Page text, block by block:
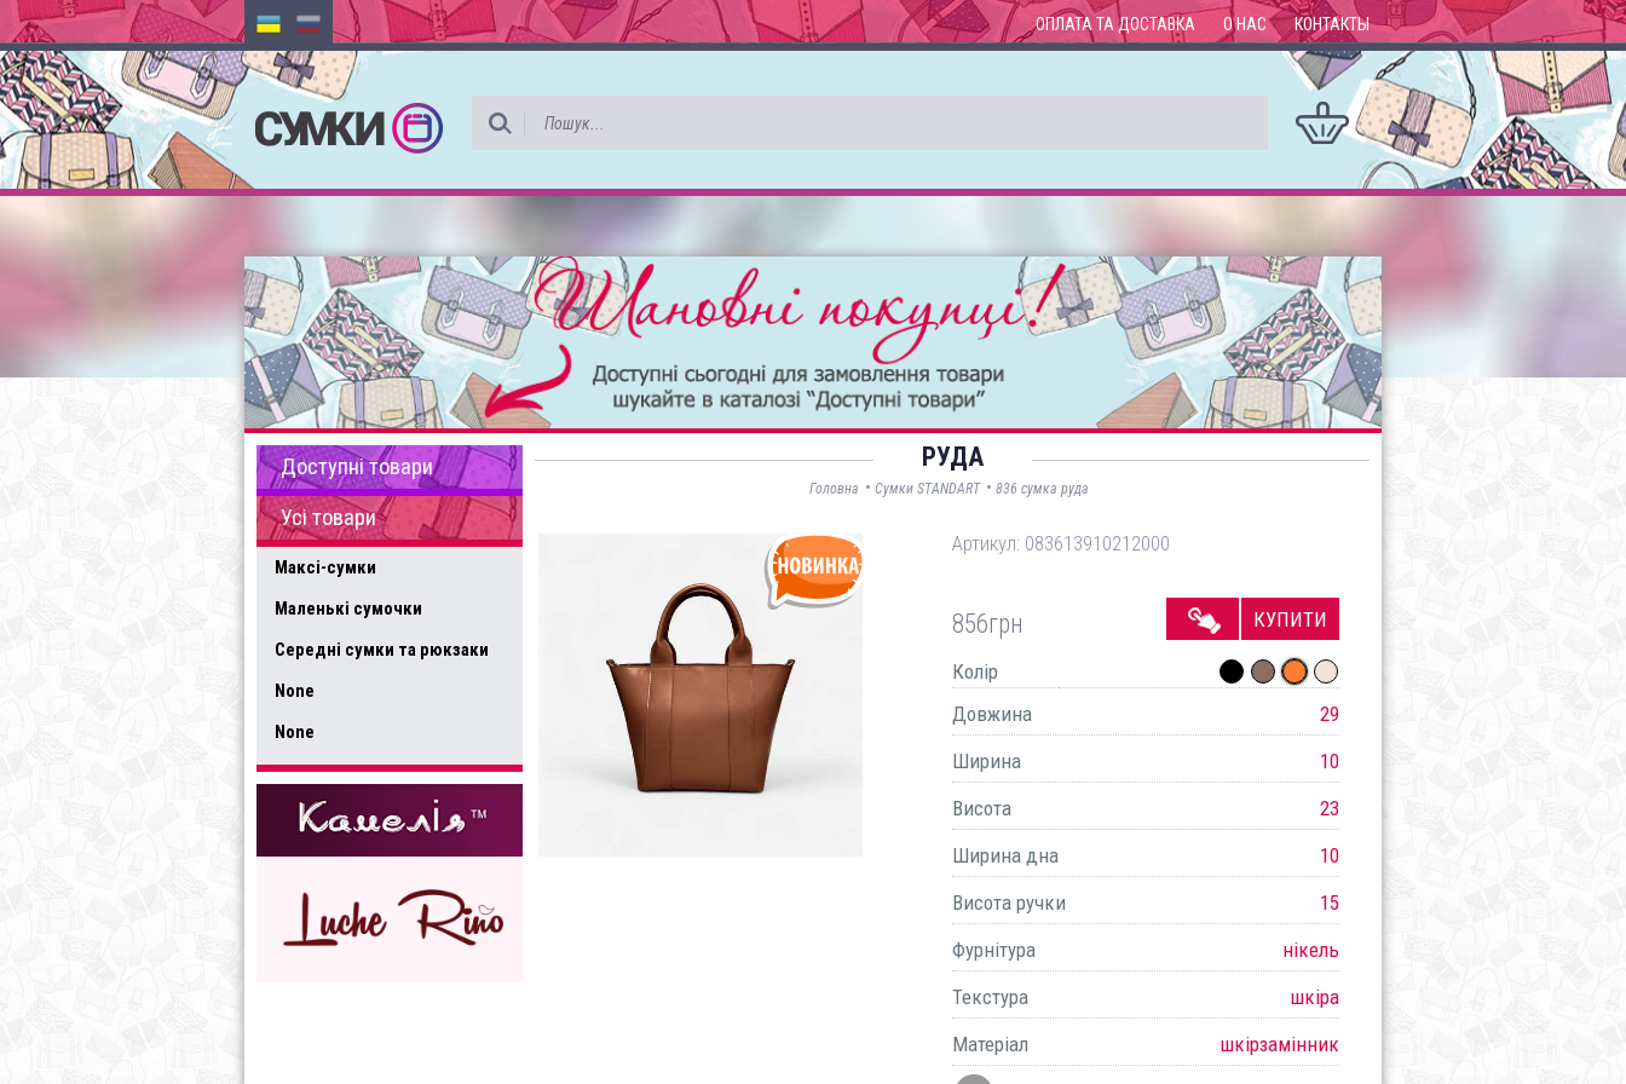
ОПЛАТА ТА ДОСТАВКА О НАС КОНТАКТЫ
Доступні товари
Усі товари
Максі-сумки
Маленькі сумочки
Середні сумки та рюкзаки
None
None
РУДА
Головна • Сумки STANDART • 836 сумка руда
Артикул: 083613910212000
856грн КУПИТИ
Колір
Довжина
29
Ширина
10
Висота
23
Ширина дна
10
Висота ручки
15
Фурнітура
нікель
Текстура
шкіра
Матеріал
шкірзамінник